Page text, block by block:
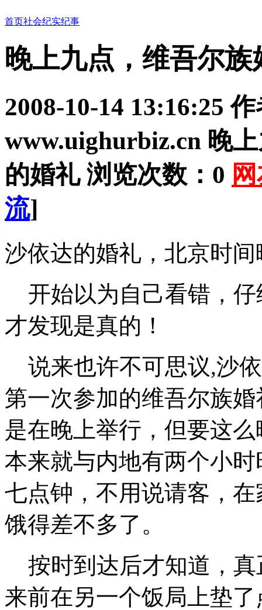
首页社会纪实纪事
晚上九点，维吾尔
2008-10-14 13:16:25 作
www.uighurbiz.cn 晚
的婚礼 浏览次数： 0
流]
沙依达的婚礼，北京时
开始以为自己看错，
才发现是真的！
说来也许不可思议,沙
第一次参加的维吾尔族
是在晚上举行，但要这
本来就与内地有两个小
七点钟，不用说请客，
饿得差不多了。
按时到达后才知道，
来前在另一个饭局上垫